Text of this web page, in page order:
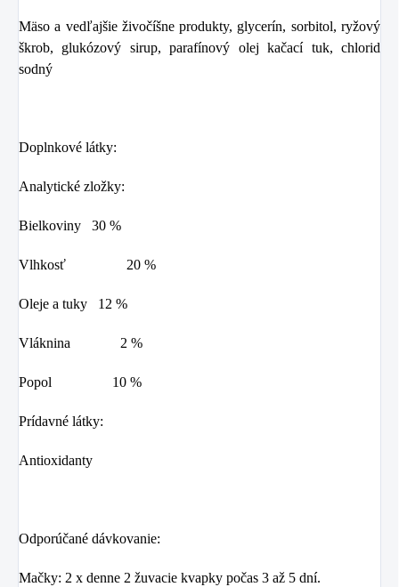
Mäso a vedľajšie živočíšne produkty, glycerín, sorbitol, ryžový
škrob, glukózový sirup, parafínový olej kačací tuk, chlorid
sodný
Doplnkové látky:
Analytické zložky:
Bielkoviny 30 %
Vlhkosť 20 %
Oleje a tuky 12 %
Vláknina 2 %
Popol 10 %
Prídavné látky:
Antioxidanty
Odporúčané dávkovanie:
Mačky: 2 x denne 2 žuvacie kvapky počas 3 až 5 dní.